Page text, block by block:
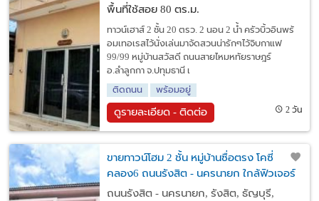
พื้นที่ใช้สอย 80 ตร.ม.
ทาวน์เฮาส์ 2 ชั้น 20 ตรว. 2 นอน 2 น้ำ ครัวบิ้วอินพร้
อมเทอเรสไว้นั่งเล่นมาจัดสวนน่ารักๆไว้จิบกาแฟ
99/99 หมู่บ้านสวัสดี ถนนสายไหมหทัยราษฎร์
อ.ลำลูกกา จ.ปทุมธานี เ
ติดถนน
พร้อมอยู่
ดูรายละเอียด - ติดต่อ 2 วัน
ขายทาวน์โฮม 2 ชั้น หมู่บ้านซื่อตรง โคซี่
คลอง6 ถนนรังสิต - นครนายก ใกล้ฟิวเจอร์
พาร์ค รังสิต
ถนนรังสิต - นครนายก, รังสิต, ธัญบุรี,